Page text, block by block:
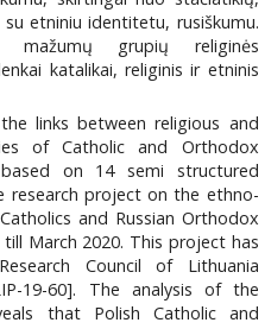
etniniu identitetu, rusiškumu.
mažumų grupių religinės
katalikai, religinis ir etninis
links between religious and
of Catholic and Orthodox
on 14 semi structured
research project on the ethno-
and Russian Orthodox
March 2020. This project has
Council of Lithuania
19-60]. The analysis of the
that Polish Catholic and